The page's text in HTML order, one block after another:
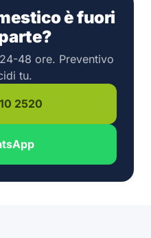
è fuori
48 ore. Preventivo
tu.
2520